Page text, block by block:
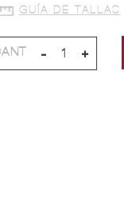
GUÍA DE TALLAS
+
-